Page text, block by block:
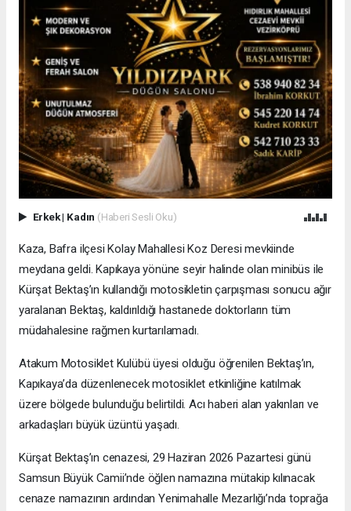
Erkek| Kadın (Haberi Sesli Oku)
Kaza, Bafra ilçesi Kolay Mahallesi Koz Deresi mevkiinde
meydana geldi. Kapıkaya yönüne seyir halinde olan minibüs ile
Kürşat Bektaş’ın kullandığı motosikletin çarpışması sonucu ağır
yaralanan Bektaş, kaldırıldığı hastanede doktorların tüm
müdahalesine rağmen kurtarılamadı.
Atakum Motosiklet Kulübü üyesi olduğu öğrenilen Bektaş’ın,
Kapıkaya’da düzenlenecek motosiklet etkinliğine katılmak
üzere bölgede bulunduğu belirtildi. Acı haberi alan yakınları ve
arkadaşları büyük üzüntü yaşadı.
Kürşat Bektaş’ın cenazesi, 29 Haziran 2026 Pazartesi günü
Samsun Büyük Camii’nde öğlen namazına mütakip kılınacak
cenaze namazının ardından Yenimahalle Mezarlığı’nda toprağa